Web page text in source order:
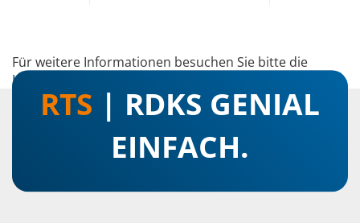
Für weitere Informationen besuchen Sie bitte die
Homepage
RTS | RDKS GENIAL
EINFACH.